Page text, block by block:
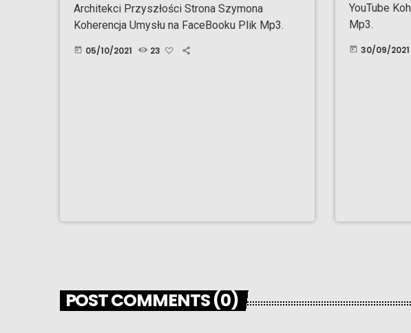
Architekci Przyszłości Strona Szymona
Koherencja Umysłu na FaceBooku Plik Mp3.
today 05/10/2021 23
YouTube
Mp3.
today 30/09/2021
POST COMMENTS (0)